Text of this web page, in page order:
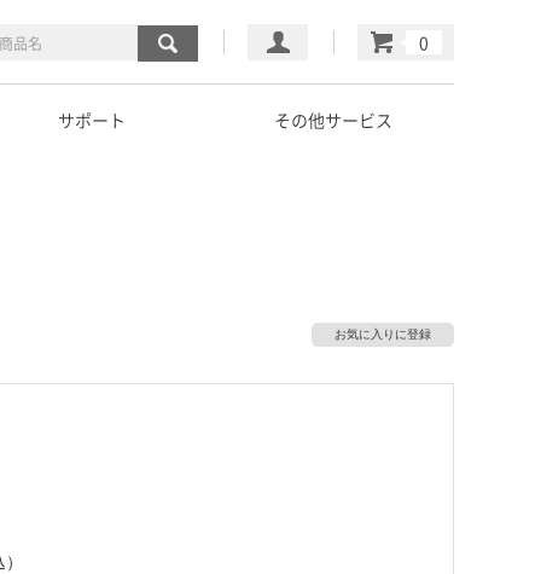
マイページ
カート
サポート その他サービス
お気に入りに登録